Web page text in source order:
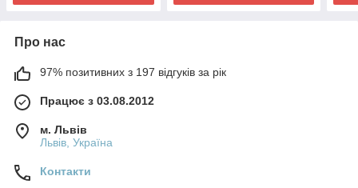
Про нас
97% позитивних з 197 відгуків за рік
Працює з 03.08.2012
м. Львів
Львів, Україна
Контакти